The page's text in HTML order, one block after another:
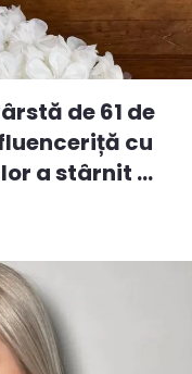
de 61 de
cu
a stârnit ...